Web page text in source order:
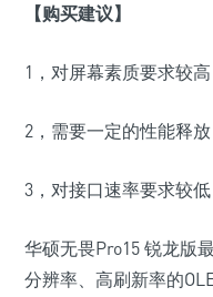
【购买建议】
1，对屏幕素质要求较高
2，需要一定的性能释放
3，对接口速率要求较低
华硕无畏Pro15 锐龙版
分辨率、高刷新率的